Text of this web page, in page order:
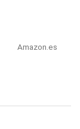
Amazon.es